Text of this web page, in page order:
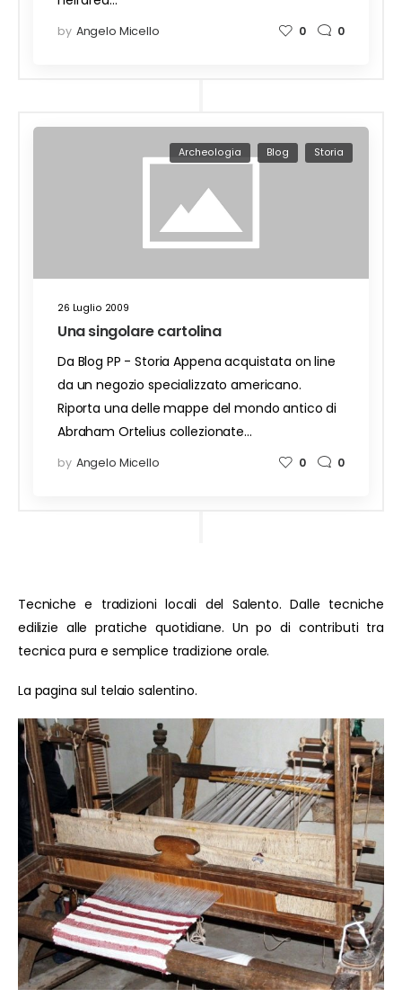
by Angelo Micello 0 0
26 Luglio 2009
Archeologia Blog Storia
Una singolare cartolina
Da Blog PP - Storia Appena acquistata on line
da un negozio specializzato americano.
Riporta una delle mappe del mondo antico di
Abraham Ortelius collezionate…
by Angelo Micello 0 0
Tecniche e tradizioni locali del Salento. Dalle tecniche
edilizie alle pratiche quotidiane. Un po di contributi tra
tecnica pura e semplice tradizione orale.
La pagina sul telaio salentino.